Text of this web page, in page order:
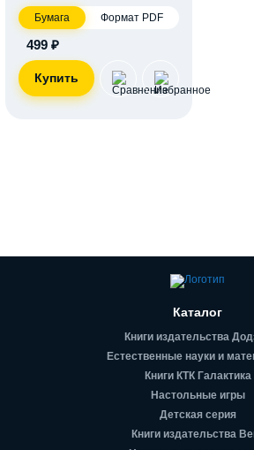
Бумага Формат PDF
499 ₽
Каталог
Книги издательства
Естественные науки и
Книги КТК Галактика
Настольные игры
Детская серия
Книги издательства